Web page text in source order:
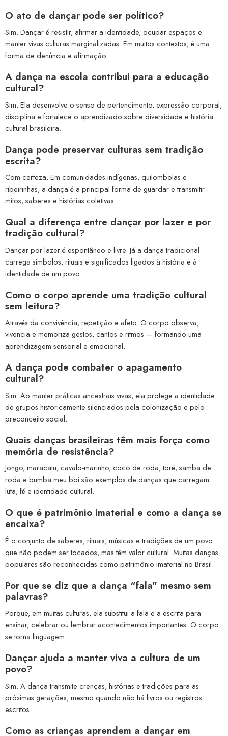
O ato de dançar pode ser político?
Sim. Dançar é resistir, afirmar a identidade, ocupar espaços e
manter vivas culturas marginalizadas. Em muitos contextos, é uma
forma de denúncia e afirmação.
A dança na escola contribui para a educação
cultural?
Sim. Ela desenvolve o senso de pertencimento, expressão corporal,
disciplina e fortalece o aprendizado sobre diversidade e história
cultural brasileira.
Dança pode preservar culturas sem tradição
escrita?
Com certeza. Em comunidades indígenas, quilombolas e
ribeirinhas, a dança é a principal forma de guardar e transmitir
mitos, saberes e histórias coletivas.
Qual a diferença entre dançar por lazer e por
tradição cultural?
Dançar por lazer é espontâneo e livre. Já a dança tradicional
carrega símbolos, rituais e significados ligados à história e à
identidade de um povo.
Como o corpo aprende uma tradição cultural
sem leitura?
Através da convivência, repetição e afeto. O corpo observa,
vivencia e memoriza gestos, cantos e ritmos — formando uma
aprendizagem sensorial e emocional.
A dança pode combater o apagamento
cultural?
Sim. Ao manter práticas ancestrais vivas, ela protege a identidade
de grupos historicamente silenciados pela colonização e pelo
preconceito social.
Quais danças brasileiras têm mais força como
memória de resistência?
Jongo, maracatu, cavalo-marinho, coco de roda, toré, samba de
roda e bumba meu boi são exemplos de danças que carregam
luta, fé e identidade cultural.
O que é patrimônio imaterial e como a dança se
encaixa?
É o conjunto de saberes, rituais, músicas e tradições de um povo
que não podem ser tocados, mas têm valor cultural. Muitas danças
populares são reconhecidas como patrimônio imaterial no Brasil.
Por que se diz que a dança “fala” mesmo sem
palavras?
Porque, em muitas culturas, ela substitui a fala e a escrita para
ensinar, celebrar ou lembrar acontecimentos importantes. O corpo
se torna linguagem.
Dançar ajuda a manter viva a cultura de um
povo?
Sim. A dança transmite crenças, histórias e tradições para as
próximas gerações, mesmo quando não há livros ou registros
escritos.
Como as crianças aprendem a dançar em